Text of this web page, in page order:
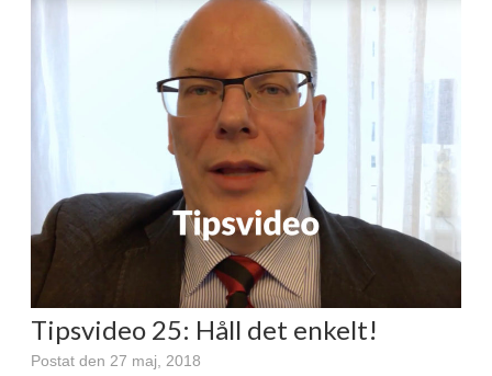
Tipsvideo 25: Håll det enkelt!
Postat den 27 maj, 2018